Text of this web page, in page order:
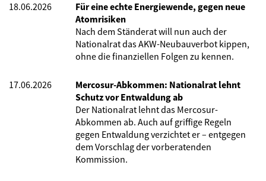
18.06.2026
Für eine echte Energiewende, gegen neue
Atomrisiken
Nach dem Ständerat will nun auch der
Nationalrat das AKW-Neubauverbot kippen,
ohne die finanziellen Folgen zu kennen.
17.06.2026
Mercosur-Abkommen: Nationalrat lehnt
Schutz vor Entwaldung ab
Der Nationalrat lehnt das Mercosur-
Abkommen ab. Auch auf griffige Regeln
gegen Entwaldung verzichtet er – entgegen
dem Vorschlag der vorberatenden
Kommission.